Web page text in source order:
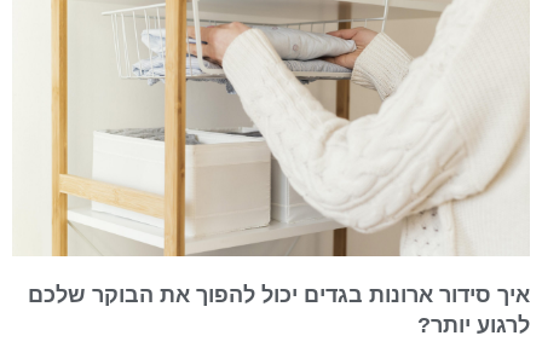
סידור ארונות בגדים יכול להפוך את הבוקר שלכם
יותר?